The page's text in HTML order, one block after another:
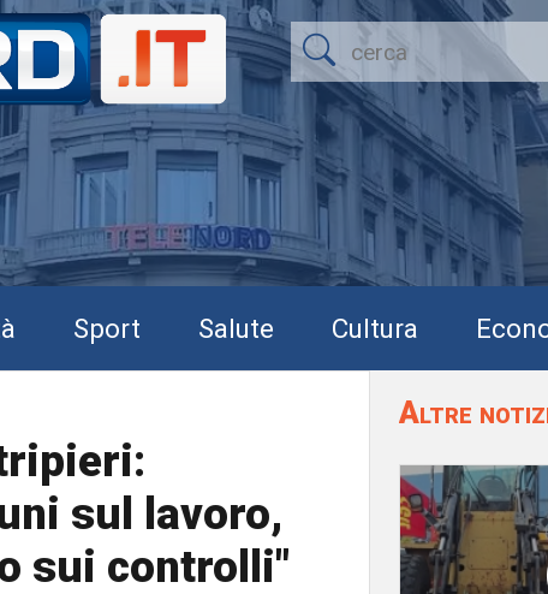
Sport Salute Cultura
sul lavoro,
sui controlli"
Altre